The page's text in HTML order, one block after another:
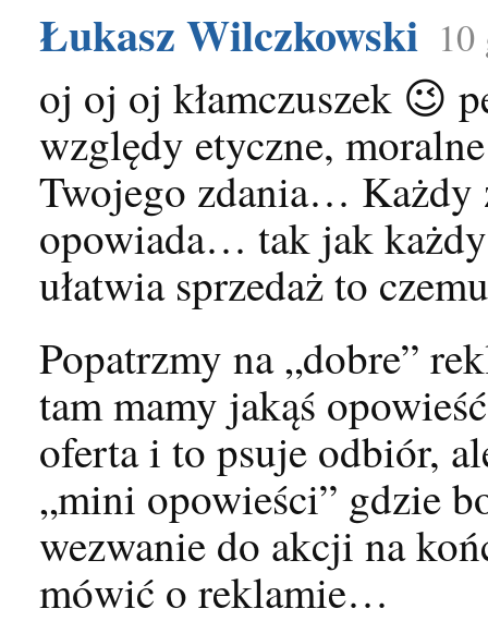
Łukasz Wilczkowski
oj oj oj kłamczuszek 😉
względy etyczne,
Twojego zdania… Każdy
opowiada… tak jak
ułatwia sprzedaż to
Popatrzmy na „dobre”
tam mamy jakąś
oferta i to psuje odbiór,
„mini opowieści” gdzie
wezwanie do akcji na
mówić o reklamie…